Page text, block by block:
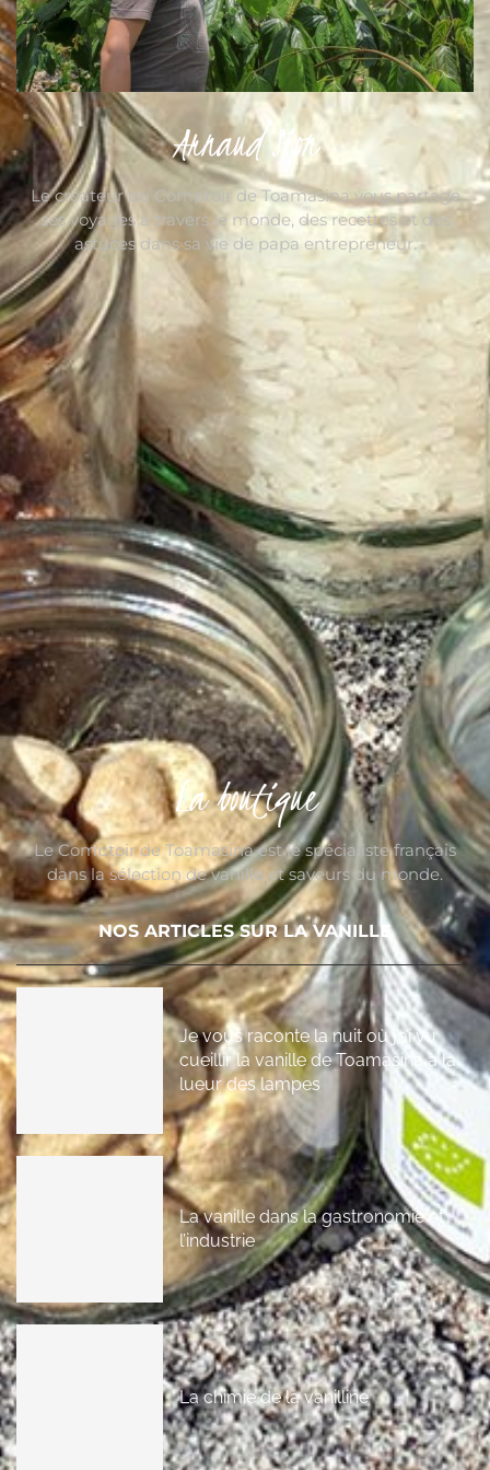
Arnaud Sion
Le créateur du Comptoir de Toamasina vous partage
ses voyages à travers le monde, des recettes et des
astuces dans sa vie de papa entrepreneur.
La boutique
Le Comptoir de Toamasina est le spécialiste français
dans la sélection de vanille et saveurs du monde.
NOS ARTICLES SUR LA VANILLE
Je vous raconte la nuit où j’ai vu
cueillir la vanille de Toamasina à la
lueur des lampes
La vanille dans la gastronomie et
l’industrie
La chimie de la vanilline